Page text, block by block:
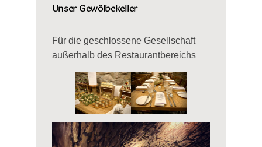
Unser Gewölbekeller
Für die geschlossene Gesellschaft
außerhalb des Restaurantbereichs